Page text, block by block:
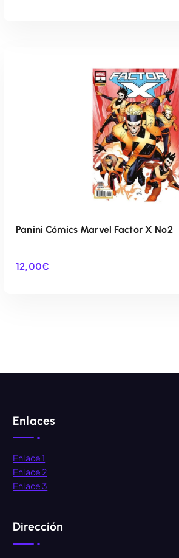
AÑADIR AL CARRITO
Panini Cómics Marvel Factor X Nº2
12,00€
Enlaces
Enlace 1
Enlace 2
Enlace 3
Dirección